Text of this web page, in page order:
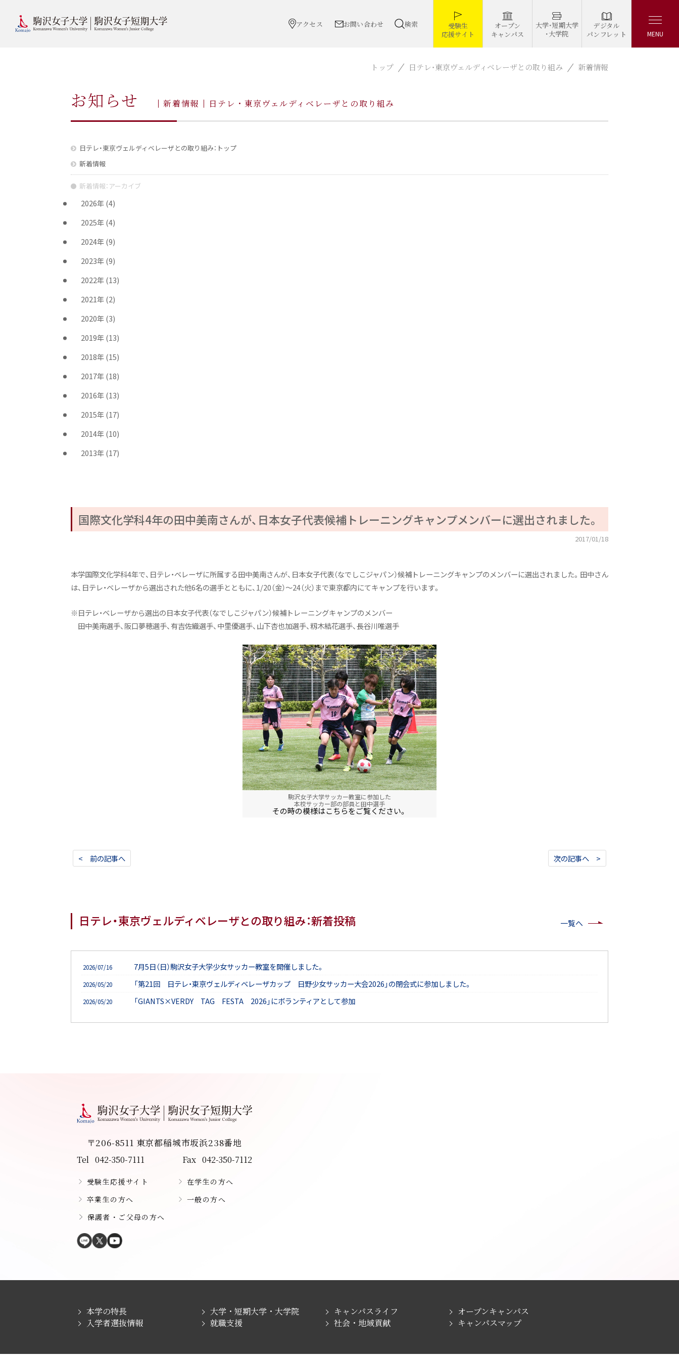
アクセス お問い合わせ 検索
受験生
応援サイト
オープン
キャンパス
大学・短期大学
・大学院
デジタル
パンフレット
MENU
トップ 日テレ・東京ヴェルディベレーザとの取り組み 新着情報
お知らせ 新着情報 日テレ・東京ヴェルディベレーザとの取り組み
国際文化学科4年の田中美南さんが、日本女子代表候補トレーニングキャンプメンバーに選出されました。
2017/01/18
本学国際文化学科4年で、日テレ・ベレーザに所属する田中美南さんが、日本女子代表（なでしこジャパン）候補トレーニングキャンプのメンバーに選出されました。田中さん
は、日テレ・ベレーザから選出された他6名の選手とともに、1/20（金）〜24（火）まで東京都内にてキャンプを行います。
※日テレ・ベレーザから選出の日本女子代表（なでしこジャパン）候補トレーニングキャンプのメンバー
田中美南選手、阪口夢穂選手、有吉佐織選手、中里優選手、山下杏也加選手、籾木結花選手、長谷川唯選手
駒沢女子大学サッカー教室に参加した
本校サッカー部の部員と田中選手
その時の模様はこちらをご覧ください。
< 前の記事へ 次の記事へ >
日テレ・東京ヴェルディベレーザとの取り組み：新着投稿 一覧へ
2026/07/16 7月5日（日）駒沢女子大学少女サッカー教室を開催しました。
2026/05/20 「第21回 日テレ・東京ヴェルディベレーザカップ 日野少女サッカー大会2026」の閉会式に参加しました。
2026/05/20 「GIANTS×VERDY TAG FESTA 2026」にボランティアとして参加
日テレ・東京ヴェルディベレーザとの取り組み：トップ
新着情報
新着情報：アーカイブ
2026年(4)
2025年(4)
2024年(9)
2023年(9)
2022年(13)
2021年(2)
2020年(3)
2019年(13)
2018年(15)
2017年(18)
2016年(13)
2015年(17)
2014年(10)
2013年(17)
〒206-8511 東京都稲城市坂浜238番地
Tel 042-350-7111 Fax 042-350-7112
受験生応援サイト
在学生の方へ
卒業生の方へ
一般の方へ
保護者・ご父母の方へ
本学の特長 大学・短期大学・大学院 キャンパスライフ
オープンキャンパス
入学者選抜情報
就職支援 社会・地域貢献 キャンパスマップ